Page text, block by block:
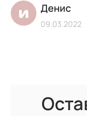
Денис
09.03.2022